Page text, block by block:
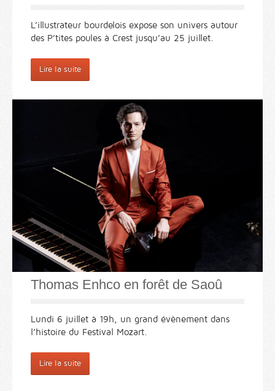
L’illustrateur bourdelois expose son univers autour
des P’tites poules à Crest jusqu’au 25 juillet.
Lire la suite
Thomas Enhco en forêt de Saoû
Lundi 6 juillet à 19h, un grand évènement dans
l’histoire du Festival Mozart
Lire la suite